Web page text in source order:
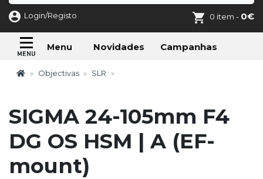
Login/Registo 0 item - 0€
Menu Novidades Campanhas
Objectivas SLR
SIGMA 24-105mm F4
DG OS HSM | A (EF-
mount)